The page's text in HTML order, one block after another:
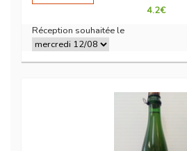
4.2€
Réception souhaitée le